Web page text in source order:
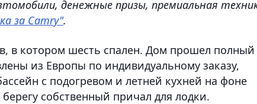
денежные призы, премиальная
за Camry".
в котором шесть спален. Дом прошел полный
из Европы по индивидуальному заказу,
с подогревом и летней кухней на фоне
собственный причал для лодки.